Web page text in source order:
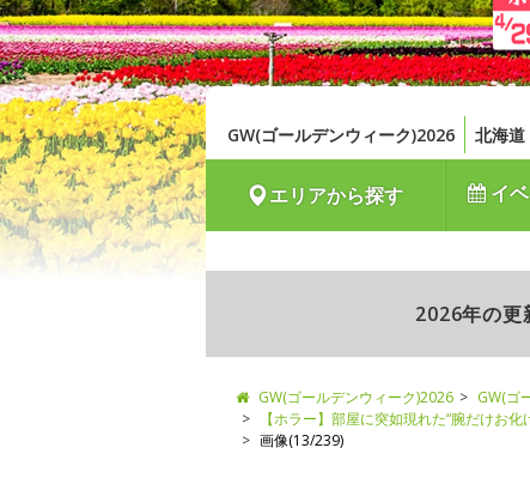
GW(ゴールデンウィーク)2026 北海道
エリアから探す イベ
2026年の更
GW(ゴールデンウィーク)2026 GW(ゴ
【ホラー】部屋に突如現れた“腕だけお
画像(13/239)